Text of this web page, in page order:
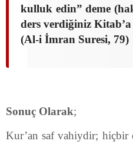
kulluk edin” deme
ders verdiğiniz
(Al-i İmran Suresi, 79)
Sonuç Olarak;
Kur’an saf vahiydir; hiçbir